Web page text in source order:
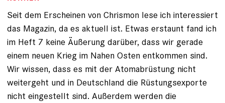
Seit dem Erscheinen von Chrismon lese ich interessiert
das Magazin, da es aktuell ist. Etwas erstaunt fand ich
im Heft 7 keine Äußerung darüber, dass wir gerade
einem neuen Krieg im Nahen Osten entkommen sind.
Wir wissen, dass es mit der Atomabrüstung nicht
weitergeht und in Deutschland die Rüstungsexporte
nicht eingestellt sind. Außerdem werden die